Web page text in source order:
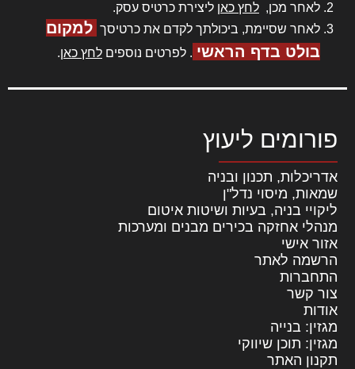
לאחר מכן, לחץ כאן ליצירת כרטיס עסק.
לאחר שסיימת, ביכולתך לקדם את כרטיסך למקום
בולט בדף הראשי . לפרטים נוספים לחץ כאן.
פורומים ליעוץ
אדריכלות, תכנון ובניה
שמאות, מיסוי נדל"ן
ליקויי בניה, בעיות ושיטות איטום
מנהלי אחזקה בכירים מבנים ומערכות
אזור אישי
הרשמה לאתר
התחברות
צור קשר
אודות
מגזין: בנייה
מגזין: תוכן שיווקי
תקנון האתר